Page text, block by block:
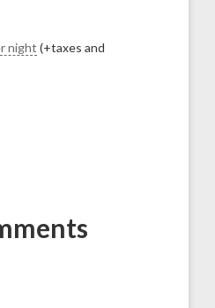
night (+taxes and